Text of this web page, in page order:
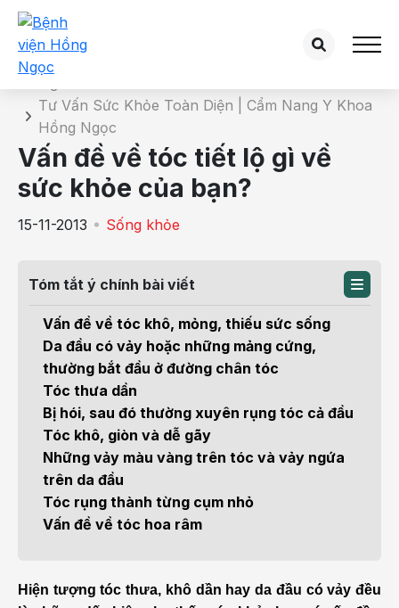
Chi tiết bài tư vấn
Tư Vấn Sức Khỏe Toàn Diện | Cẩm Nang Y Khoa
Hồng Ngọc
Vấn đề về tóc tiết lộ gì về
sức khỏe của bạn?
15-11-2013 Sống khỏe
Tóm tắt ý chính bài viết
Vấn đề về tóc khô, mỏng, thiếu sức sống
Da đầu có vảy hoặc những mảng cứng,
thường bắt đầu ở đường chân tóc
Tóc thưa dần
Bị hói, sau đó thường xuyên rụng tóc cả đầu
Tóc khô, giòn và dễ gãy
Những vảy màu vàng trên tóc và vảy ngứa
trên da đầu
Tóc rụng thành từng cụm nhỏ
Vấn đề về tóc hoa râm
Hiện tượng tóc thưa, khô dần hay da đầu có vảy đều